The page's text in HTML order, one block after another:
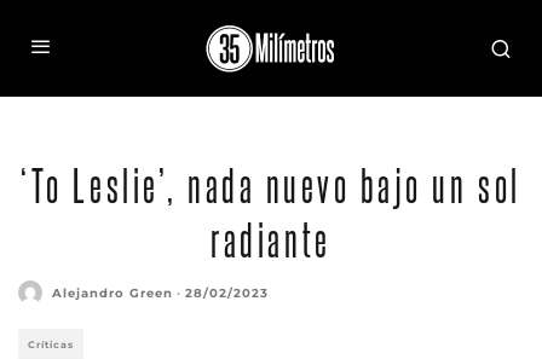
‘To Leslie’, nada nuevo bajo un sol
radiante
Alejandro Green · 28/02/2023
Críticas